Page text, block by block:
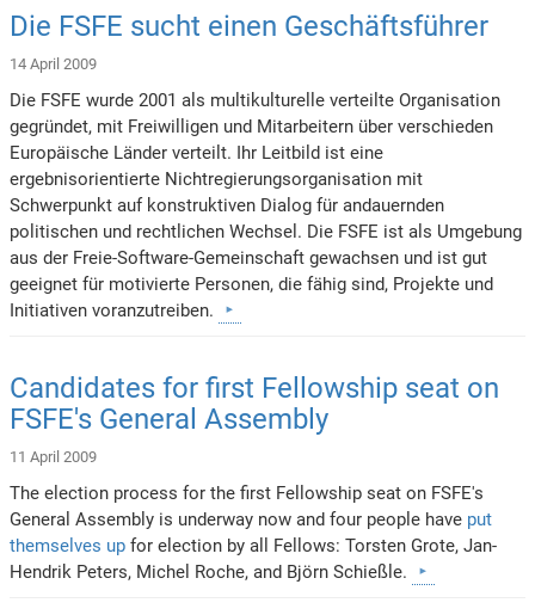
Die FSFE sucht einen Geschäftsführer
14 April 2009
Die FSFE wurde 2001 als multikulturelle verteilte Organisation
gegründet, mit Freiwilligen und Mitarbeitern über verschieden
Europäische Länder verteilt. Ihr Leitbild ist eine
ergebnisorientierte Nichtregierungsorganisation mit
Schwerpunkt auf konstruktiven Dialog für andauernden
politischen und rechtlichen Wechsel. Die FSFE ist als Umgebung
aus der Freie-Software-Gemeinschaft gewachsen und ist gut
geeignet für motivierte Personen, die fähig sind, Projekte und
Initiativen voranzutreiben.
Candidates for first Fellowship seat on
FSFE's General Assembly
11 April 2009
The election process for the first Fellowship seat on FSFE's
General Assembly is underway now and four people have put
themselves up for election by all Fellows: Torsten Grote, Jan-
Hendrik Peters, Michel Roche, and Björn Schießle.